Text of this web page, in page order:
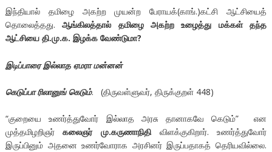
இந்தியால் தமிழை அகற்ற முயன்ற பேராயக்(காங்.)கட்சி ஆட்சியைத்
தொலைத்தது.ஆங்கிலத்தால் தமிழை அகற்ற உழைத்து மக்கள் தந்த
ஆட்சியை தி.மு.க. இழக்க வேண்டுமா?
இடிப்பாரை இல்லாத ஏமரா மன்னன்
கெடுப்பா ரிலானுங் கெடும். (திருவள்ளுவர், திருக்குறள் 448)
“குறையை உணர்த்துவோர் இல்லாத அரசு தானாகவே கெடும்” என
முத்தமிழறிஞர்கலைஞர் மு.கருணாநிதிவிளக்குகிறார். உணர்த்துவோர்
இருப்பினும் அதனை உணர்வோராக அரசினர் இருப்பதாகத் தெரியவில்லை.